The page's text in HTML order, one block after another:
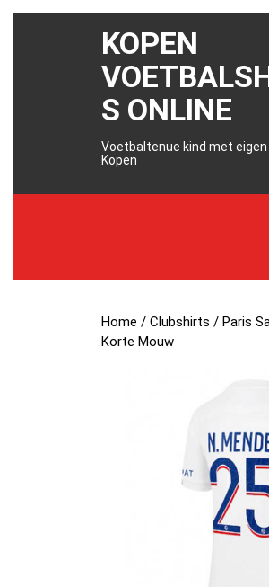
KOPEN
S ONLINE
Voetbaltenue kind met eigen
Kopen
Home /Clubshirts /Paris
Korte Mouw